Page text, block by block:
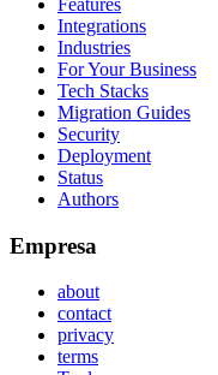
Integrations
Industries
For Your Business
Tech Stacks
Migration Guides
Security
Deployment
Status
Authors
Empresa
about
contact
privacy
terms